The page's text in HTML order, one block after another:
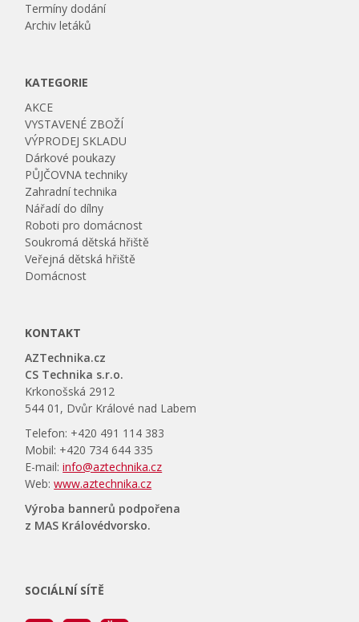
Termíny dodání
Archiv letáků
KATEGORIE
AKCE
VYSTAVENÉ ZBOŽÍ
VÝPRODEJ SKLADU
Dárkové poukazy
PŮJČOVNA techniky
Zahradní technika
Nářadí do dílny
Roboti pro domácnost
Soukromá dětská hřiště
Veřejná dětská hřiště
Domácnost
KONTAKT
AZTechnika.cz
CS Technika s.r.o.
Krkonošská 2912
544 01, Dvůr Králové nad Labem
Telefon: +420 491 114 383
Mobil: +420 734 644 335
E-mail:info@aztechnika.cz
Web:www.aztechnika.cz
Výroba bannerů podpořena
z MAS Královédvorsko.
SOCIÁLNÍ SÍTĚ